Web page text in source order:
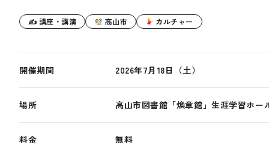
✍ 講座・講演 高山市 カルチャー
開催期間 2026年7月18日（土）
場所 高山市図書館「煥章館」生涯学習ホー
料金 無料